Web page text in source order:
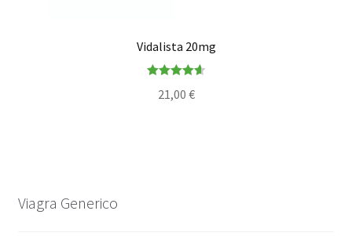
Vidalista 20mg
sur 5
21,00 €
Viagra Generico